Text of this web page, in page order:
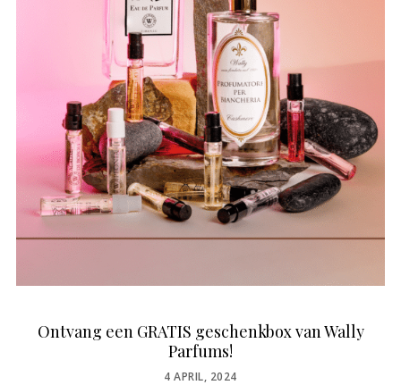
Ontvang een GRATIS geschenkbox van Wally
Parfums!
POSTED
4 APRIL, 2024